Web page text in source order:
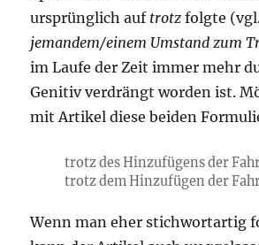
ursprünglich auf trotz folgte
jemandem/einem Umstand zum
im Laufe der Zeit immer mehr
Genitiv verdrängt worden ist.
mit Artikel diese beiden
trotz des Hinzufügens der
trotz dem Hinzufügen der
Wenn man eher stichwortartig